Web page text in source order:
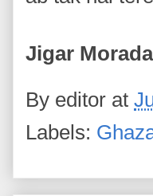
Jigar
By editor at
Labels: